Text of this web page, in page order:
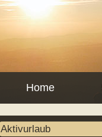
Home
Aktivurlaub